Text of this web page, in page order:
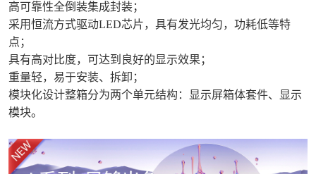
高可靠性全倒装集成封装；
采用恒流方式驱动LED芯片，具有发光均匀，功耗低等特
点；
具有高对比度，可达到良好的显示效果；
重量轻，易于安装、拆卸；
模块化设计整箱分为两个单元结构：显示屏箱体套件、显示
模块。